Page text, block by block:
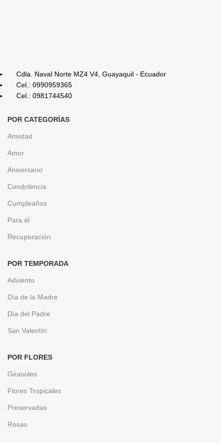
Cdla. Naval Norte MZ4 V4, Guayaquil - Ecuador
Cel.: 0990959365
Cel.: 0981744540
POR CATEGORÍAS
Amistad
Amor
Aniversario
Condolencia
Cumpleaños
Para él
Recuperación
POR TEMPORADA
Adviento
Día de la Madre
Día del Padre
San Valentín
POR FLORES
Girasoles
Flores Tropicales
Preservadas
Rosas